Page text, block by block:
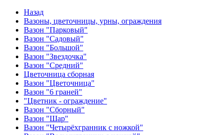
Назад
Вазоны, цветочницы, урны, ограждения
Вазон "Парковый"
Вазон "Садовый"
Вазон "Большой"
Вазон "Звездочка"
Вазон "Средний"
Цветочница сборная
Вазон "Цветочница"
Вазон "6 граней"
"Цветник - ограждение"
Вазон "Сборный"
Вазон "Шар"
Вазон "Четырёхгранник с ножкой"